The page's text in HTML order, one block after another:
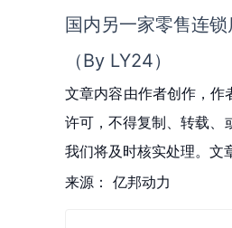
国内另一家零售连锁
（By LY24）
文章内容由作者创作，
许可，不得复制、转载、
我们将及时核实处理。文
来源： 亿邦动力